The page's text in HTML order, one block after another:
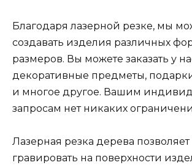
Благодаря лазерной резке, мы
создавать изделия различных
размеров. Вы можете заказать у
декоративные предметы,
и многое другое. Вашим
запросам нет никаких
Лазерная резка дерева
гравировать на поверхности